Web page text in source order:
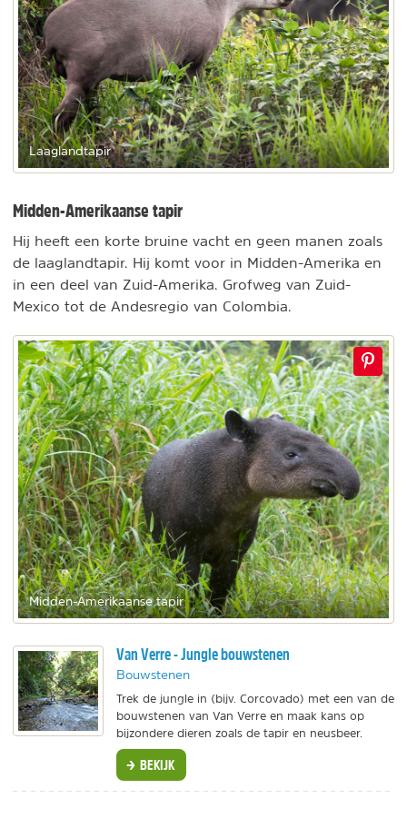
Laaglandtapir
Midden-Amerikaanse tapir
Hij heeft een korte bruine vacht en geen manen zoals
de laaglandtapir. Hij komt voor in Midden-Amerika en
in een deel van Zuid-Amerika. Grofweg van Zuid-
Mexico tot de Andesregio van Colombia.
Midden-Amerikaanse tapir
Van Verre - Jungle bouwstenen
Bouwstenen
Trek de jungle in (bijv. Corcovado) met een van de
bouwstenen van Van Verre en maak kans op
bijzondere dieren zoals de tapir en neusbeer.
BEKIJK